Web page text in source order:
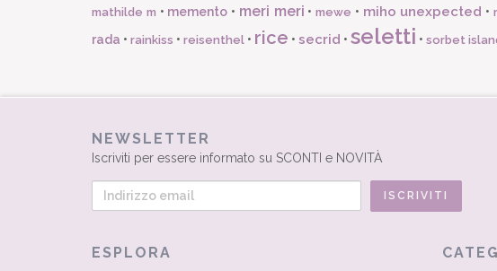
mathilde m • memento • meri meri •mewe • miho unexpected •
rada • rainkiss • reisenthel • rice • secrid • seletti • sorbet
NEWSLETTER
Iscriviti per essere informato su SCONTI e NOVITÀ
ESPLORA